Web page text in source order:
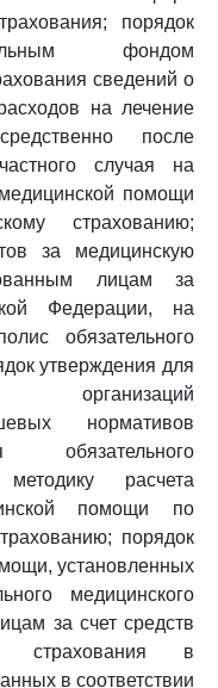
порядок
фондом
сведений о
на лечение
после
случая на
помощи
страхованию;
за медицинскую
лицам за
Федерации, на
обязательного
утверждения для
организаций
нормативов
обязательного
расчета
помощи по
порядок
установленных
медицинского
за счет средств
страхования в
в соответствии